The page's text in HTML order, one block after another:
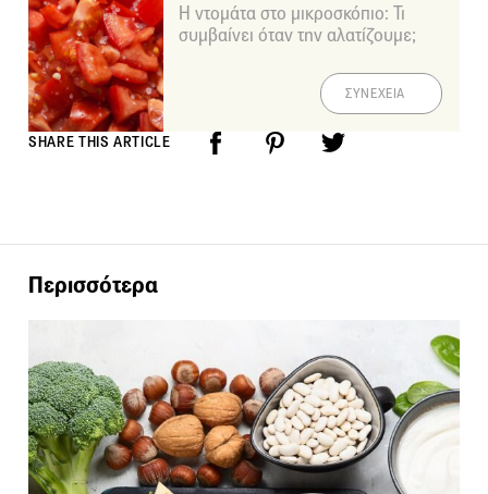
Η ντομάτα στο μικροσκόπιο: Τι
συμβαίνει όταν την αλατίζουμε;
ΣΥΝΕΧΕΙΑ
SHARE THIS ARTICLE
Περισσότερα